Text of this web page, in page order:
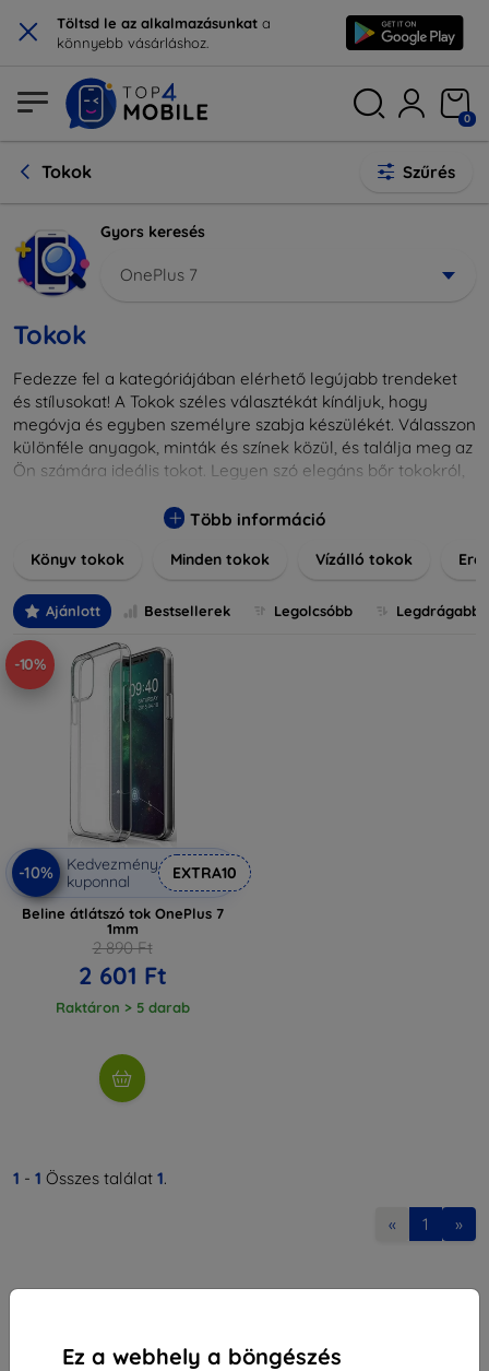
× Töltsd le az alkalmazásunkat a
könnyebb vásárláshoz.
Ez a webhely a böngészés
0
Tokok Szűrés
Gyors keresés
OnePlus 7
Tokok
Fedezze fel a kategóriájában elérhető legújabb trendeket
és stílusokat! A Tokok széles választékát kínáljuk, hogy
megóvja és egyben személyre szabja készülékét. Válasszon
különféle anyagok, minták és színek közül, és találja meg az
Ön számára ideális tokot. Legyen szó elegáns bőr tokokról,
nálunk mindenki megtalálja a stílusához leginkább illő
különlegesebbé eszközeit a tökéletes tokkal!
Több információ
Könyv tokok Minden tokok Vízálló tokok
Ajánlott Bestsellerek Legolcsóbb Legdrágabb
-10%
-10%
Kedvezmény
kuponnal
EXTRA10
Beline átlátszó tok OnePlus 7
1mm
2 890 Ft
2 601 Ft
Raktáron > 5 darab
1 - 1 Összes találat 1.
« 1 »